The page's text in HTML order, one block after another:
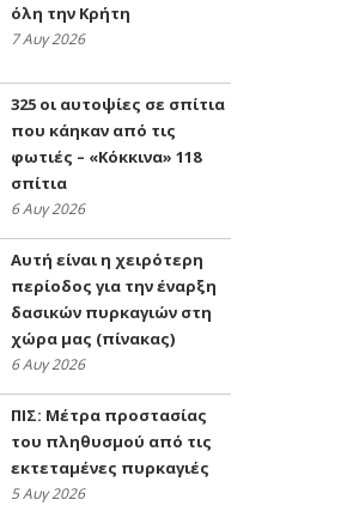
όλη την Κρήτη
7 Αυγ 2026
325 οι αυτοψίες σε σπίτια
που κάηκαν από τις
φωτιές – «Κόκκινα» 118
σπίτια
6 Αυγ 2026
Αυτή είναι η χειρότερη
περίοδος για την έναρξη
δασικών πυρκαγιών στη
χώρα μας (πίνακας)
6 Αυγ 2026
ΠΙΣ: Μέτρα προστασίας
του πληθυσμού από τις
εκτεταμένες πυρκαγιές
5 Αυγ 2026